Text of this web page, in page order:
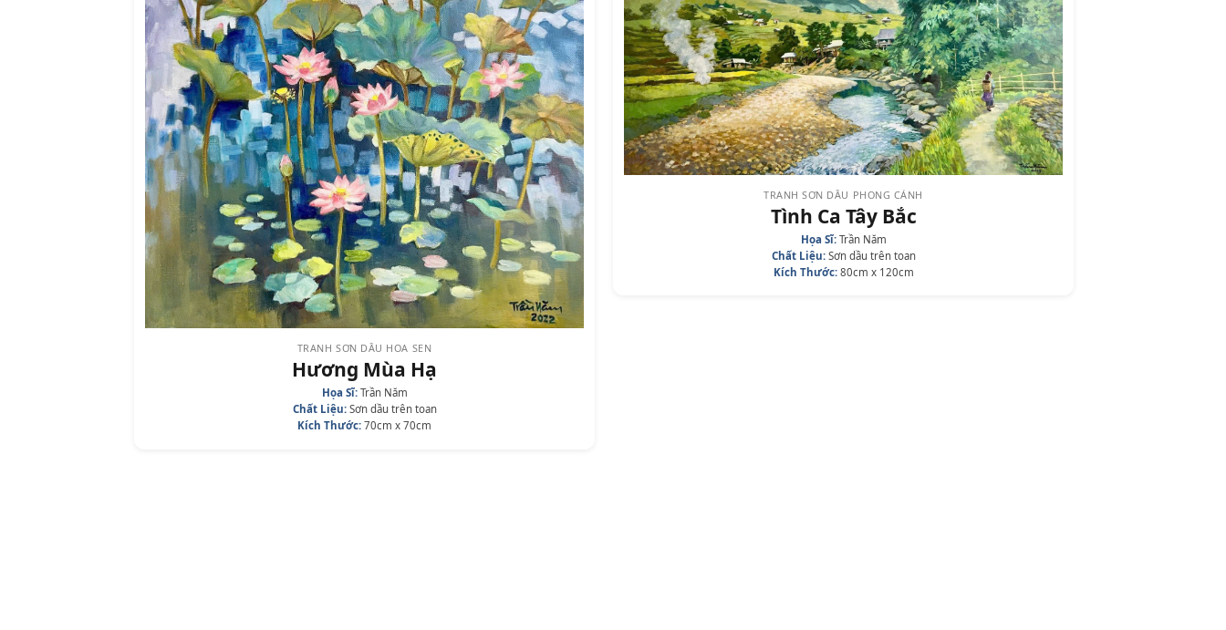
TRANH SƠN DẦU HOA SEN
Hương Mùa Hạ
Họa Sĩ:Trần Năm
Chất Liệu:Sơn dầu trên toan
Kích Thước: 70cm x 70cm
TRANH SƠN DẦU PHONG CẢNH
Tình Ca Tây Bắc
Họa Sĩ:Trần Năm
Chất Liệu:Sơn dầu trên toan
Kích Thước:80cm x 120cm